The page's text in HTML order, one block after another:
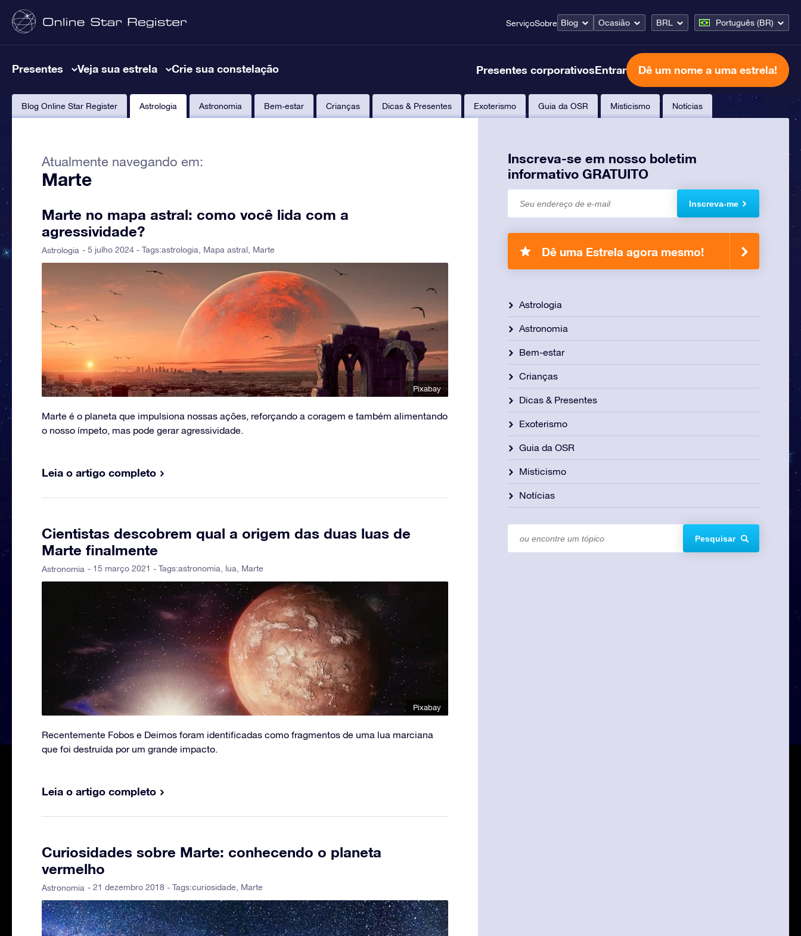
ServiçoSobre Blog Ocasião BRL Português (BR)
Presentes Veja sua estrela Crie sua constelação Presentes corporativosEntrar Dê um nome a uma estrela!
Blog Online Star Register Astrologia Astronomia Bem-estar Crianças Dicas & Presentes Exoterismo Guia da OSR Misticismo Notícias
Atualmente navegando em:
Marte
Marte no mapa astral: como você lida com a
agressividade?
Astrologia - 5 julho 2024 - Tags:astrologia Mapa astral Marte
Pixabay
Marte é o planeta que impulsiona nossas ações, reforçando a coragem e também alimentando
o nosso ímpeto, mas pode gerar agressividade.
Leia o artigo completo
Cientistas descobrem qual a origem das duas luas de
Marte finalmente
Astronomia - 15 março 2021 - Tags:astronomia lua Marte
Pixabay
Recentemente Fobos e Deimos foram identificadas como fragmentos de uma lua marciana
que foi destruída por um grande impacto.
Leia o artigo completo
Curiosidades sobre Marte: conhecendo o planeta
vermelho
Astronomia - 21 dezembro 2018 - Tags:curiosidade, Marte
Inscreva-se em nosso boletim
informativo GRATUITO
Inscreva-me
Dê uma Estrela agora mesmo!
Astrologia
Astronomia
Bem-estar
Crianças
Dicas & Presentes
Exoterismo
Guia da OSR
Misticismo
Notícias
Pesquisar